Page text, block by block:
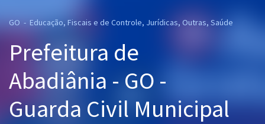
Cursos 20% OFF
Pós
Graduação
GO - Educação, Fiscais e de Controle, Jurídicas, Outras, Saúde
Prefeitura de
Abadiânia - GO -
Guarda Civil Municipal